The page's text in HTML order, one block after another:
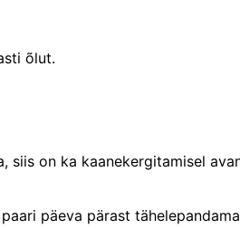
õlut.
siis on ka kaanekergitamisel
päeva pärast